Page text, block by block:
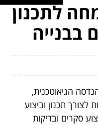
לתכנון
בבנייה
הגיאוטכנית,
תכנון וביצוע
סקרים ובדיקות